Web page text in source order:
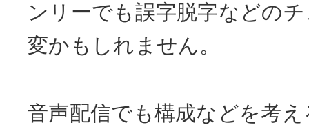
ンリーでも誤字脱字などの
変かもしれません。
音声配信でも構成などを考